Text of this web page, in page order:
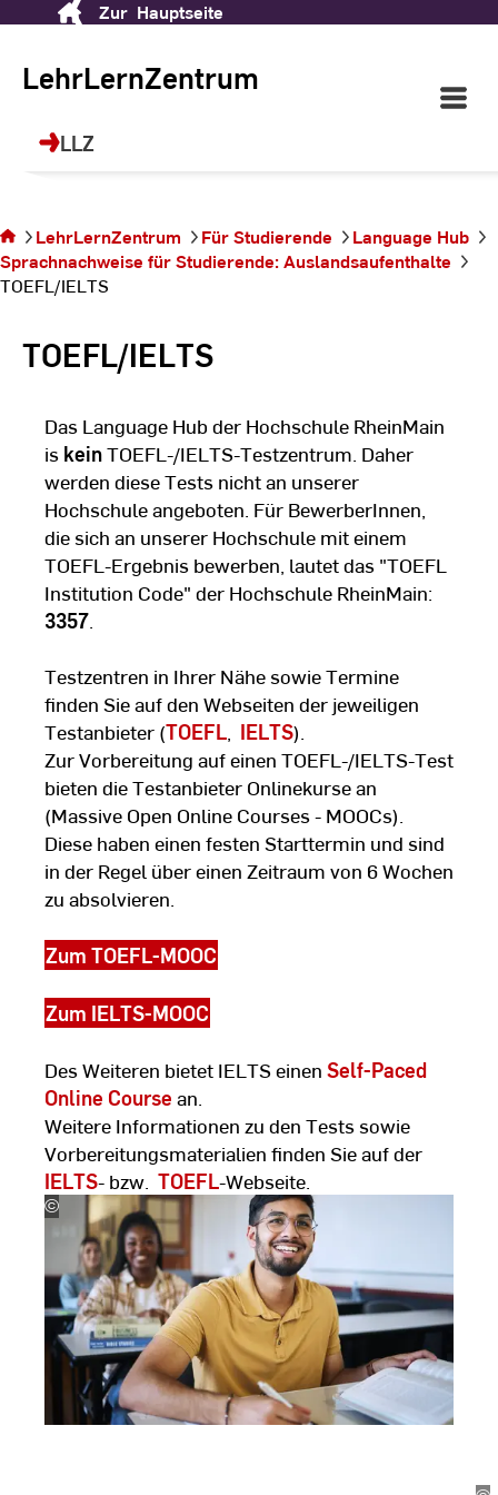
Content
Zur Hauptseite
LehrLernZentrum
LLZ
Open
Main
LehrLernZentrum (LLZ)
und berufliche Weiterbildung!
Sie befinden
sich auf der
Seite
TOEFL/IELTS
LehrLernZentrum Für Studierende
Language Hub
Sprachnachweise für Studierende: Auslandsaufenthalte
TOEFL/IELTS
TOEFL/IELTS
Das Language Hub der Hochschule RheinMain
is keinTOEFL-/IELTS-Testzentrum. Daher
werden diese Tests nicht an unserer
Hochschule angeboten. Für BewerberInnen,
die sich an unserer Hochschule mit einem
TOEFL-Ergebnis bewerben, lautet das "TOEFL
Institution Code" der Hochschule RheinMain:
3357
Testzentren in Ihrer Nähe sowie Termine
finden Sie auf den Webseiten der jeweiligen
Testanbieter (TOEFL IELTS).
Zur Vorbereitung auf einen TOEFL-/IELTS-Test
bieten die Testanbieter Onlinekurse an
(Massive Open Online Courses - MOOCs).
Diese haben einen festen Starttermin und sind
in der Regel über einen Zeitraum von 6 Wochen
zu absolvieren.
Zum TOEFL-MOOC
Zum IELTS-MOOC
Des Weiteren bietet IELTS einen Self-Paced
Online Course an.
Weitere Informationen zu den Tests sowie
Vorbereitungsmaterialien finden Sie auf der
IELTS- bzw. TOEFL-Webseite.
©
stock.adobe.com
Entdecken Sie jetzt unser
Angebot Deutsch als
Wissenschafts- und